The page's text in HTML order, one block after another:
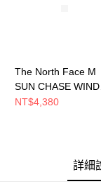
The North Face M
SUN CHASE WIND
JACKET - AP 男 風
NT$4,380
詳細